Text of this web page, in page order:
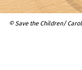
© Save the Children/